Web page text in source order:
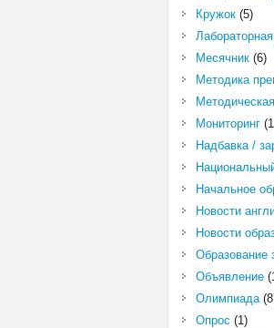
Кружок(5)
Месячник(6)
Методика
Мониторинг
Надбавка /
Начальное
Новости
Новости
Образование
Объявление
Олимпиада
Опрос (1)